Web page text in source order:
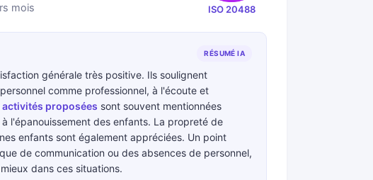
mois ISO 20488
RÉSUMÉ IA
générale très positive. Ils soulignent
comme professionnel, à l'écoute et
activités proposées sont souvent mentionnées
l'épanouissement des enfants. La propreté de
enfants sont également appréciées. Un point
de communication ou des absences de personnel,
dans ces situations.